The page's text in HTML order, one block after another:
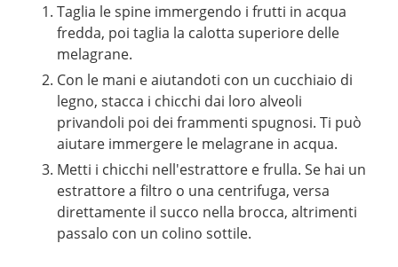
Taglia le spine immergendo i frutti in acqua
fredda, poi taglia la calotta superiore delle
melagrane.
Con le mani e aiutandoti con un cucchiaio di
legno, stacca i chicchi dai loro alveoli
privandoli poi dei frammenti spugnosi. Ti può
aiutare immergere le melagrane in acqua.
Metti i chicchi nell'estrattore e frulla. Se hai un
estrattore a filtro o una centrifuga, versa
direttamente il succo nella brocca, altrimenti
passalo con un colino sottile.